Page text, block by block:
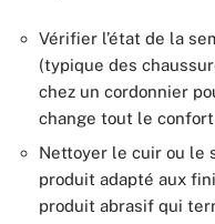
Vérifier l’état de la
(typique des
chez un cordonnier
change tout le
Nettoyer le cuir ou le
produit adapté aux
produit abrasif qui